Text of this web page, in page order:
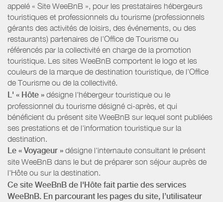
appelé « Site WeeBnB », pour les prestataires hébergeurs
touristiques et professionnels du tourisme (professionnels
gérants des activités de loisirs, des événements, ou des
restaurants) partenaires de l’Office de Tourisme ou
référencés par la collectivité en charge de la promotion
touristique. Les sites WeeBnB comportent le logo et les
couleurs de la marque de destination touristique, de l’Office
de Tourisme ou de la collectivité.
L' « Hôte » désigne l'hébergeur touristique ou le
professionnel du tourisme désigné ci-après, et qui
bénéficient du présent site WeeBnB sur lequel sont publiées
ses prestations et de l'information touristique sur la
destination.
Le « Voyageur » désigne l'internaute consultant le présent
site WeeBnB dans le but de préparer son séjour auprès de
l'Hôte ou sur la destination.
Ce site WeeBnB de l'Hôte fait partie des services
WeeBnB. En parcourant les pages du site, l’utilisateur